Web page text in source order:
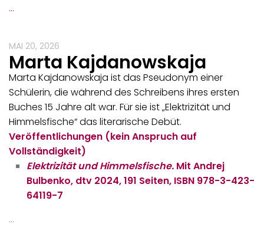
…
MAI 20, 2026
Marta Kajdanowskaja
Marta Kajdanowskaja ist das Pseudonym einer
Schülerin, die während des Schreibens ihres ersten
Buches 15 Jahre alt war. Für sie ist „Elektrizität und
Himmelsfische“ das literarische Debüt.
Veröffentlichungen (kein Anspruch auf
Vollständigkeit)
Elektrizität und Himmelsfische. Mit Andrej
Bulbenko, dtv 2024, 191 Seiten, ISBN 978-3-423-
64119-7
…